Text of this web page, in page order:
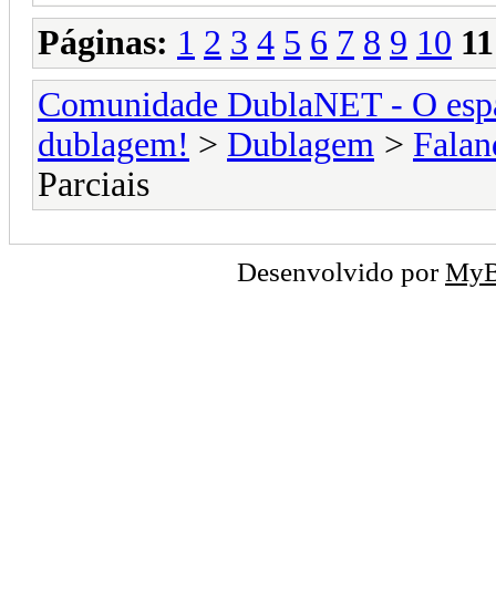
Páginas: 1 2 3 4 5 6 7 8 9 10 11
Comunidade DublaNET - O
dublagem! > Dublagem >
Parciais
Desenvolvido por